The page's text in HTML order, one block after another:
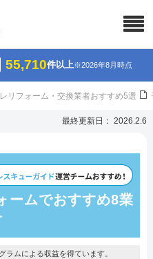
55,710件以上※2026年8月時点
レリフォーム・交換業者おすすめ5選
最終更新日： 2026.2.6
ームでおすすめ8業
ムによる収益を得ています。